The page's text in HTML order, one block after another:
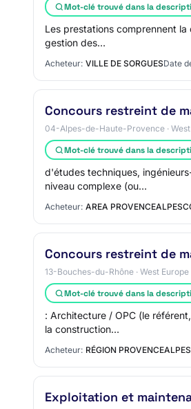
Mot-clé trouvé dans la
Les prestations comprennent
gestion des…
Acheteur: VILLE DE SORGUESDate
Concours restreint de
04-Alpes-de-Haute-Provence · West
Mot-clé trouvé dans la
d'études techniques,
niveau complexe (ou…
Acheteur: AREA
Concours restreint de
13-Bouches-du-Rhône · West Europe
Mot-clé trouvé dans la
: Architecture / OPC (le
la construction…
Acheteur: RÉGION
Exploitation et